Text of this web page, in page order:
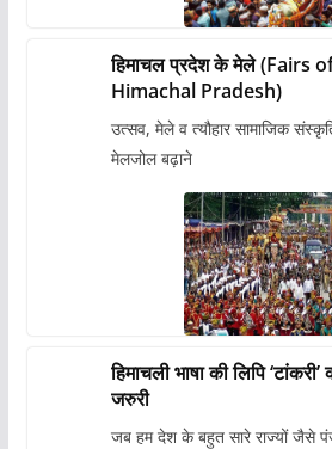
हिमाचल प्रदेश के मेले (Fairs
Himachal Pradesh)
उत्सव, मेले व त्यौहार सामाजिक
मेलजोल बढ़ाने
हिमाचली भाषा की लिपि ‘टांकरी’ का संरक्षण
जरुरी
जब हम देश के बहुत सारे राज्यों जैसे